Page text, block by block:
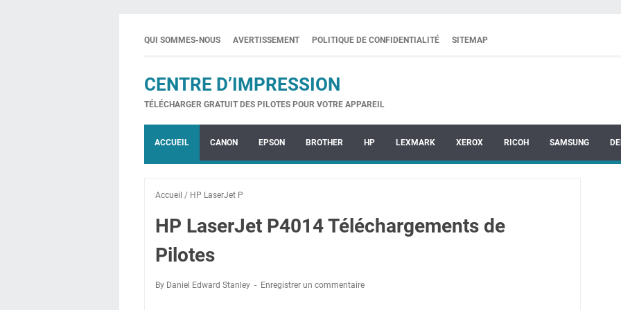
QUI SOMMES-NOUS AVERTISSEMENT POLITIQUE DE CONFIDENTIALITÉ SITEMAP
CENTRE D’IMPRESSION
TÉLÉCHARGER GRATUIT DES PILOTES POUR VOTRE APPAREIL
ACCUEIL CANON EPSON BROTHER HP LEXMARK XEROX RICOH SAMSUNG
Accueil / HP LaserJet P
HP LaserJet P4014 Téléchargements de
Pilotes
By Daniel Edward Stanley Enregistrer un commentaire